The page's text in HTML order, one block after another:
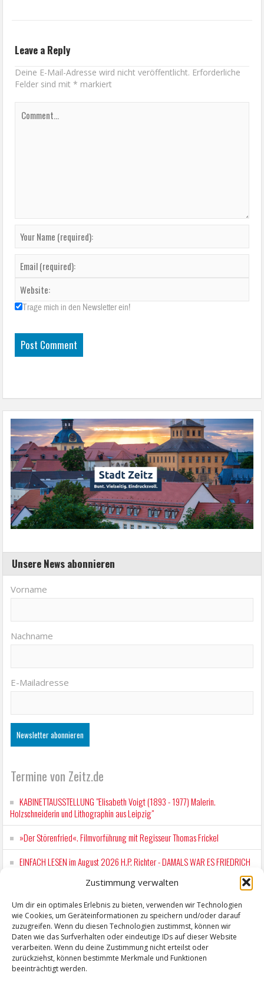
Zustimmung verwalten
Um dir ein optimales Erlebnis zu bieten, verwenden wir Technologien
wie Cookies, um Geräteinformationen zu speichern und/oder darauf
zuzugreifen. Wenn du diesen Technologien zustimmst, können wir
Daten wie das Surfverhalten oder eindeutige IDs auf dieser Website
verarbeiten. Wenn du deine Zustimmung nicht erteilst oder
zurückziehst, können bestimmte Merkmale und Funktionen
beeinträchtigt werden.
Leave a Reply
Deine E-Mail-Adresse wird nicht veröffentlicht. Erforderliche
Felder sind mit* markiert
Trage mich in den Newsletter ein!
Unsere News abonnieren
Vorname
Nachname
E-Mailadresse
Termine von Zeitz.de
KABINETTAUSSTELLUNG "Elisabeth Voigt (1893 - 1977) Malerin.
Holzschneiderin und Lithographin aus Leipzig"
»Der Störenfried«. Filmvorführung mit Regisseur Thomas Frickel
EINFACH LESEN im August 2026 H.P. Richter - DAMALS WAR ES FRIEDRICH
Mit der Drahtseilbahn zur ZENTRALSTATION